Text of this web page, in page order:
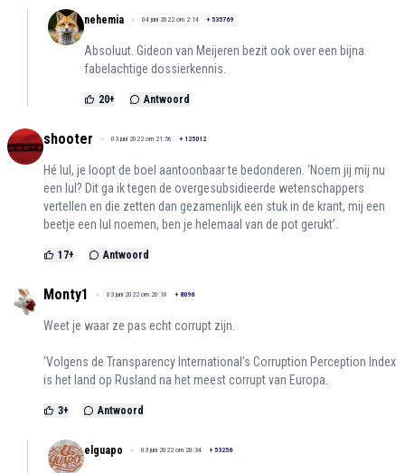
nehemia 04 juni 2022 om 2:14 + 535769
Absoluut. Gideon van Meijeren bezit ook over een bijna
fabelachtige dossierkennis.
20+ Antwoord
shooter 03 juni 2022 om 21:56 + 125012
Hé lul, je loopt de boel aantoonbaar te bedonderen. ‘Noem jij mij nu
een lul? Dit ga ik tegen de overgesubsidieerde wetenschappers
vertellen en die zetten dan gezamenlijk een stuk in de krant, mij een
beetje een lul noemen, ben je helemaal van de pot gerukt’.
17+ Antwoord
Monty1 03 juni 2022 om 20:10 + 8096
Weet je waar ze pas echt corrupt zijn.
'Volgens de Transparency International’s Corruption Perception Index
is het land op Rusland na het meest corrupt van Europa.
3+ Antwoord
elguapo 03 juni 2022 om 20:34 + 53256